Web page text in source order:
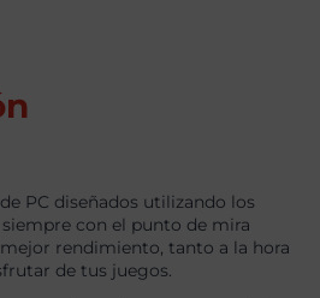
PC diseñados utilizando los
con el punto de mira
rendimiento, tanto a la hora
de tus juegos.